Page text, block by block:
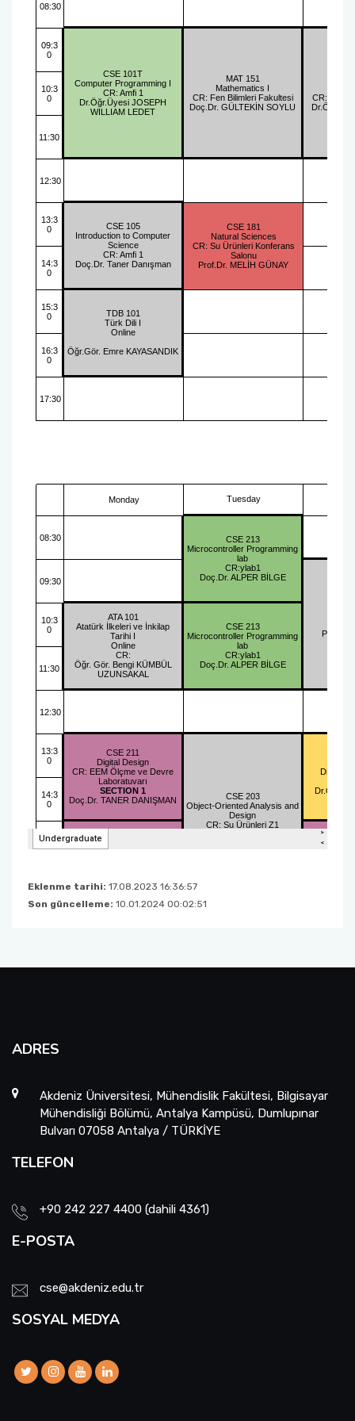
Eklenme tarihi: 17.08.2023 16:36:57
Son güncelleme: 10.01.2024 00:02:51
ADRES
Akdeniz Üniversitesi, Mühendislik Fakültesi, Bilgisayar
Mühendisliği Bölümü, Antalya Kampüsü, Dumlupınar
Bulvarı 07058 Antalya / TÜRKİYE
TELEFON
+90 242 227 4400 (dahili 4361)
E-POSTA
cse@akdeniz.edu.tr
SOSYAL MEDYA
Kalite Yönetim Takvimi